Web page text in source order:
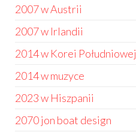
2007 w Austrii
2007 w Irlandii
2014 w Korei Południowej
2014 w muzyce
2023 w Hiszpanii
2070 jon boat design